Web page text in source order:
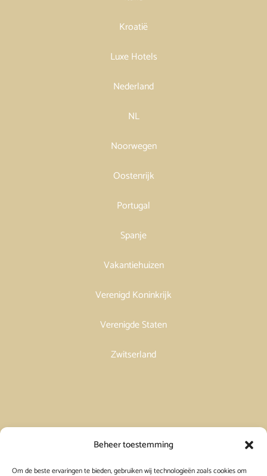
Beheer toestemming
Om de beste ervaringen te bieden, gebruiken wij technologieën zoals cookies om
Kroatië
Luxe Hotels
Nederland
NL
Noorwegen
Oostenrijk
Portugal
Spanje
Vakantiehuizen
Verenigd Koninkrijk
Verenigde Staten
Zwitserland